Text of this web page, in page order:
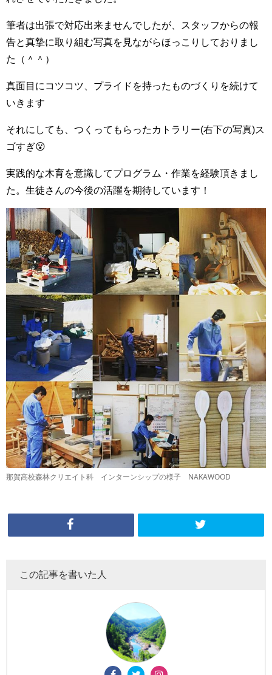
筆者は出張で対応出来ませんでしたが、スタッフからの報
告と真摯に取り組む写真を見ながらほっこりしておりまし
た️（＾＾）
真面目にコツコツ、プライドを持ったものづくりを続けて
いきます
それにしても、つくってもらったカトラリー(右下の写真)ス
ゴすぎ😮
実践的な木育を意識してプログラム・作業を経験頂きまし
た。生徒さんの今後の活躍を期待しています！
那賀高校森林クリエイト科 インターンシップの様子 NAKAWOOD
この記事を書いた人